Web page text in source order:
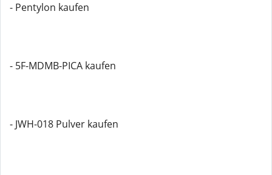
- Pentylon kaufen
- 5F-MDMB-PICA kaufen
- JWH-018 Pulver kaufen